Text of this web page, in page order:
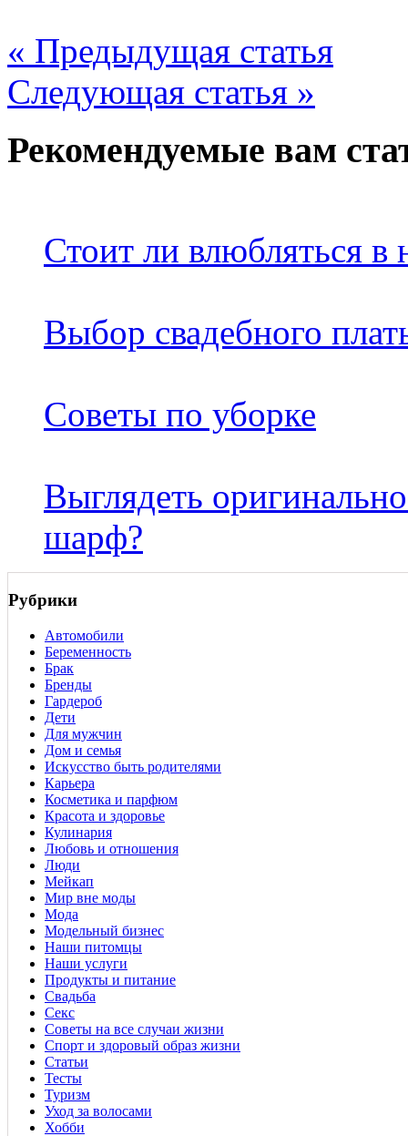
« Предыдущая статья
Следующая статья »
Рекомендуемые вам
Стоит ли влюбляться в
Выбор свадебного
Советы по уборке
Выглядеть
шарф?
Рубрики
Автомобили
Беременность
Брак
Бренды
Гардероб
Дети
Для мужчин
Дом и семья
Искусство быть родителями
Карьера
Косметика и парфюм
Красота и здоровье
Кулинария
Любовь и отношения
Люди
Мейкап
Мир вне моды
Мода
Модельный бизнес
Наши питомцы
Наши услуги
Продукты и питание
Свадьба
Секс
Советы на все случаи жизни
Спорт и здоровый образ жизни
Статьи
Тесты
Туризм
Уход за волосами
Хобби